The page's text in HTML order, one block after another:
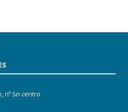
nº Sn centro